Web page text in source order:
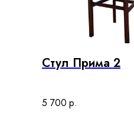
Стул Прима 2
5 700 р.